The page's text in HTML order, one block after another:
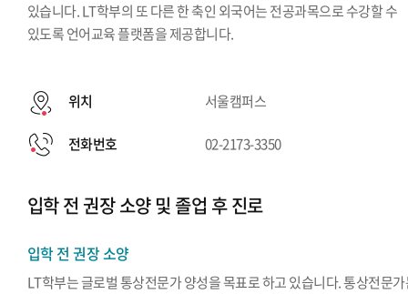
있습니다. LT학부의 또 다른 한 축인 외국어는 전공과목으로 수강할 수
있도록 언어교육 플랫폼을 제공합니다.
위치 서울캠퍼스
전화번호 02-2173-3350
입학 전 권장 소양 및 졸업 후 진로
입학 전 권장 소양
LT학부는 글로벌 통상전문가 양성을 목표로 하고 있습니다. 통상전문